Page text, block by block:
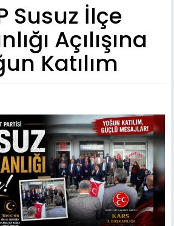
Susuz İlçe
Açılışına
Katılım